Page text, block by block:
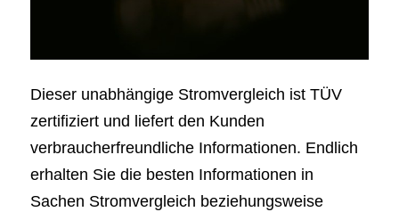
Dieser unabhängige Stromvergleich ist TÜV
zertifiziert und liefert den Kunden
verbraucherfreundliche Informationen. Endlich
erhalten Sie die besten Informationen in
Sachen Stromvergleich beziehungsweise